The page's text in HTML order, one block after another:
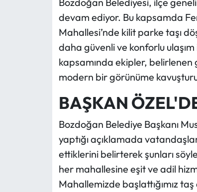
devam ediyor. Bu kapsamda
Mahallesi’nde kilit parke taşı
daha güvenli ve konforlu
kapsamında ekipler,
modern bir görünüme
BAŞKAN
Bozdoğan Belediye Başkanı
yaptığı açıklamada
ettiklerini belirterek şunları
her mahallesine eşit ve adil
Mahallemizde başlattığımız taş
HABER İLAN